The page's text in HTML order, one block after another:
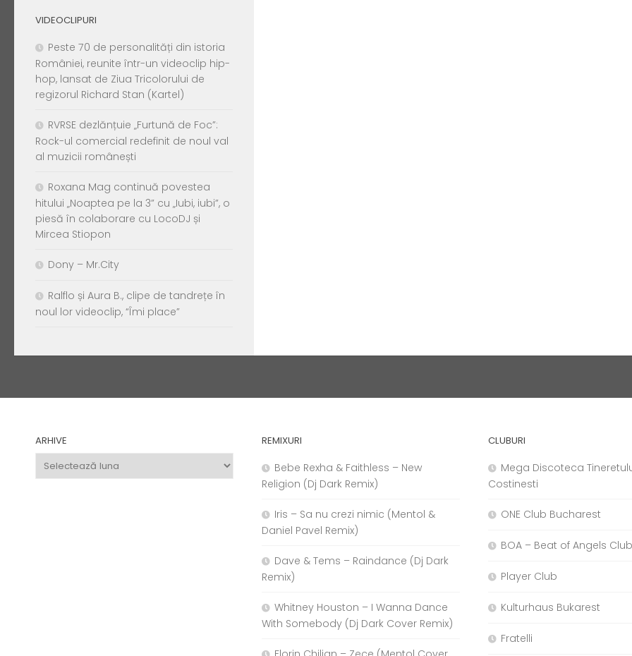
VIDEOCLIPURI
Peste 70 de personalități din istoria
României, reunite într-un videoclip hip-
hop, lansat de Ziua Tricolorului de
regizorul Richard Stan (Kartel)
RVRSE dezlănțuie „Furtună de Foc”:
Rock-ul comercial redefinit de noul val
al muzicii românești
Roxana Mag continuă povestea
hitului „Noaptea pe la 3” cu „Iubi, iubi”, o
piesă în colaborare cu LocoDJ și
Mircea Stiopon
Dony – Mr.City
Ralflo și Aura B., clipe de tandrețe în
noul lor videoclip, “Îmi place”
ARHIVE
Arhive
REMIXURI
Bebe Rexha & Faithless – New
Religion (Dj Dark Remix)
Iris – Sa nu crezi nimic (Mentol &
Daniel Pavel Remix)
Dave & Tems – Raindance (Dj Dark
Remix)
Whitney Houston – I Wanna Dance
With Somebody (Dj Dark Cover Remix)
CLUBURI
Mega Discoteca
Costinesti
ONE Club Bucharest
BOA – Beat of Angels Club
Player Club
Kulturhaus Bukarest
Fratelli